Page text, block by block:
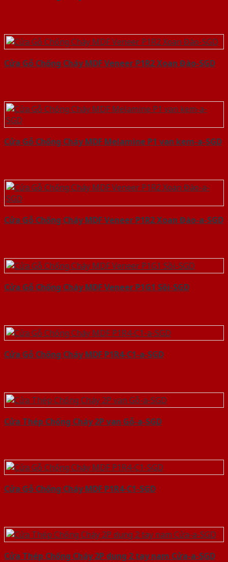
Cửa Gỗ Chống Cháy MDF Veneer P1R2 Xoan Đào-SGD
Cửa Gỗ Chống Cháy MDF Melamine P1 van kem-a-SGD
Cửa Gỗ Chống Cháy MDF Veneer P1R2 Xoan Đào-a-SGD
Cửa Gỗ Chống Cháy MDF Veneer P1G1 Sồi-SGD
Cửa Gỗ Chống Cháy MDF P1R4-C1-a-SGD
Cửa Thép Chống Cháy 2P van Gỗ-a-SGD
Cửa Gỗ Chống Cháy MDF P1R4-C1-SGD
Cửa Thép Chống Cháy 2P dung 2 tay nam Cửa-a-SGD